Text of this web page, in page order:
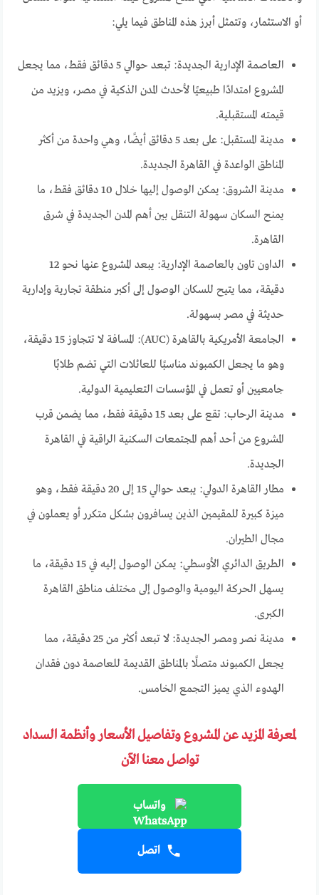
أو الاستثمار، وتتمثل أبرز هذه المناطق فيما يلي:
العاصمة الإدارية الجديدة: تبعد حوالي 5 دقائق فقط، مما يجعل
المشروع امتدادًا طبيعيًا لأحدث المدن الذكية في مصر، ويزيد من
قيمته المستقبلية.
مدينة المستقبل: على بعد 5 دقائق أيضًا، وهي واحدة من أكثر
المناطق الواعدة في القاهرة الجديدة.
مدينة الشروق: يمكن الوصول إليها خلال 10 دقائق فقط، ما
يمنح السكان سهولة التنقل بين أهم المدن الجديدة في شرق
القاهرة.
الداون تاون بالعاصمة الإدارية: يبعد المشروع عنها نحو 12
دقيقة، مما يتيح للسكان الوصول إلى أكبر منطقة تجارية وإدارية
حديثة في مصر بسهولة.
الجامعة الأمريكية بالقاهرة (AUC): المسافة لا تتجاوز 15 دقيقة،
وهو ما يجعل الكمبوند مناسبًا للعائلات التي تضم طلابًا
جامعيين أو تعمل في المؤسسات التعليمية الدولية.
مدينة الرحاب: تقع على بعد 15 دقيقة فقط، مما يضمن قرب
المشروع من أحد أهم المجتمعات السكنية الراقية في القاهرة
الجديدة.
مطار القاهرة الدولي: يبعد حوالي 15 إلى 20 دقيقة فقط، وهو
ميزة كبيرة للمقيمين الذين يسافرون بشكل متكرر أو يعملون في
مجال الطيران.
الطريق الدائري الأوسطي: يمكن الوصول إليه في 15 دقيقة، ما
يسهل الحركة اليومية والوصول إلى مختلف مناطق القاهرة
الكبرى.
مدينة نصر ومصر الجديدة: لا تبعد أكثر من 25 دقيقة، مما
يجعل الكمبوند متصلًا بالمناطق القديمة للعاصمة دون فقدان
الهدوء الذي يميز التجمع الخامس.
لمعرفة المزيد عن المشروع وتفاصيل الأسعار وأنظمة السداد
تواصل معنا الآن
واتساب
اتصل